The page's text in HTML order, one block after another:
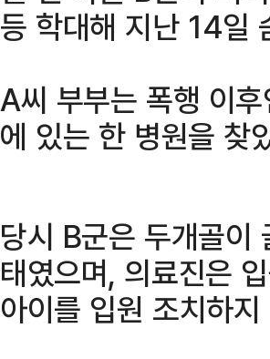
등 학대해 지난 14일
A씨 부부는 폭행 이
에 있는 한 병원을 찾
당시 B군은 두개골이
태였으며, 의료진은
아이를 입원 조치하